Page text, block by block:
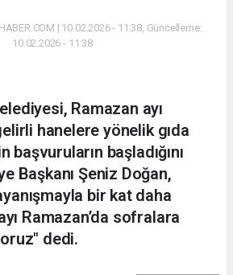
| 10.02.2026 - 11:38, Güncelleme:
10.02.2026 - 11:38
Ramazan ayı
hanelere yönelik gıda
başladığını
Başkanı Şeniz Doğan,
bir kat daha
Ramazan’da sofralara
dedi.